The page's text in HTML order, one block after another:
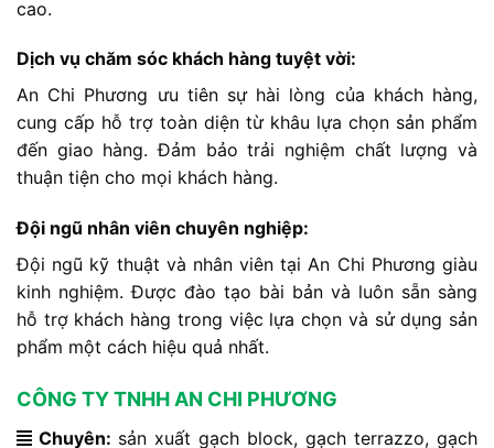
cao.
Dịch vụ chăm sóc khách hàng tuyệt vời:
An Chi Phương ưu tiên sự hài lòng của khách hàng,
cung cấp hỗ trợ toàn diện từ khâu lựa chọn sản phẩm
đến giao hàng. Đảm bảo trải nghiệm chất lượng và
thuận tiện cho mọi khách hàng.
Đội ngũ nhân viên chuyên nghiệp:
Đội ngũ kỹ thuật và nhân viên tại An Chi Phương giàu
kinh nghiệm. Được đào tạo bài bản và luôn sẵn sàng
hỗ trợ khách hàng trong việc lựa chọn và sử dụng sản
phẩm một cách hiệu quả nhất.
CÔNG TY TNHH AN CHI PHƯƠNG
Chuyên: sản xuất gạch block, gạch terrazzo, gạch